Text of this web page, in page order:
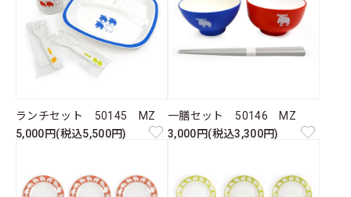
ランチセット 50145 MZ
5,000円(税込5,500円)
一膳セット 50146 MZ
3,000円(税込3,300円)